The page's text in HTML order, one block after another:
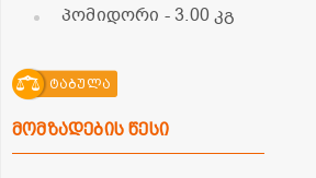
პომიდორი - 3.00 კგ
ტაბულა
მომზადების წესი